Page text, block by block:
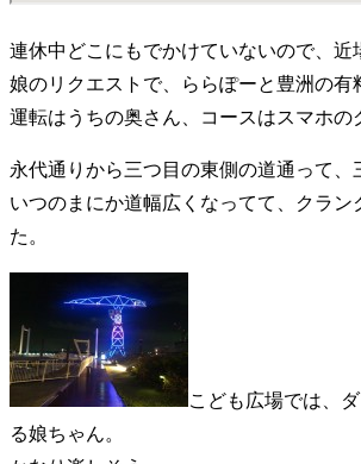
連休中どこにもでかけていないので、近
娘のリクエストで、ららぽーと豊洲の有
運転はうちの奥さん、コースはスマホの
永代通りから三つ目の東側の道通って、
いつのまにか道幅広くなってて、クラン
た。
こども広場では、
る娘ちゃん。